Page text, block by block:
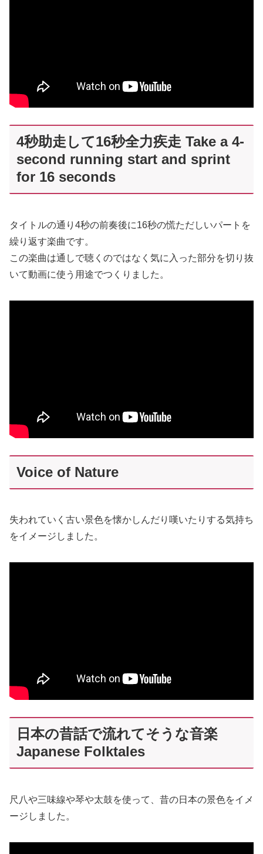
4秒助走して16秒全力疾走 Take a 4-
second running start and sprint
for 16 seconds
タイトルの通り4秒の前奏後に16秒の慌ただしいパートを
繰り返す楽曲です。
この楽曲は通しで聴くのではなく気に入った部分を切り抜
いて動画に使う用途でつくりました。
Voice of Nature
失われていく古い景色を懐かしんだり嘆いたりする気持ち
をイメージしました。
日本の昔話で流れてそうな音楽
Japanese Folktales
尺八や三味線や琴や太鼓を使って、昔の日本の景色をイメ
ージしました。